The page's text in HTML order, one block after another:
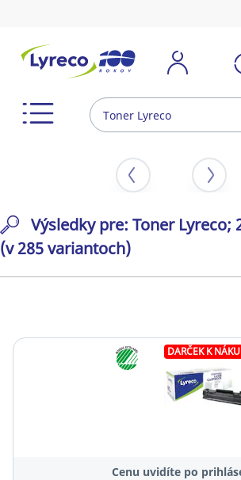
Výsledky pre: Toner Lyreco;
(v 285 variantoch)
DARČEK K
Cenu uvidíte po